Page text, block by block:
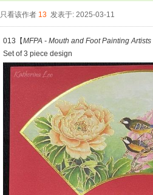
只看该作者 13 发表于: 2025-03-11
013【MFPA - Mouth and Foot Painting
Set of 3 piece design